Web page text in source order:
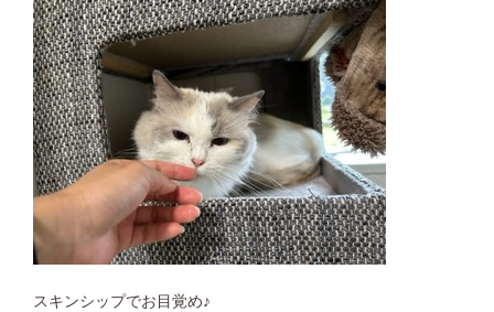
スキンシップでお目覚め♪